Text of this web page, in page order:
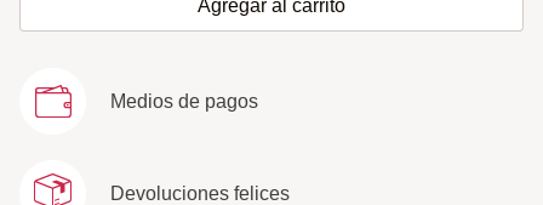
Agregar al carrito
Medios de pagos
Devoluciones felices